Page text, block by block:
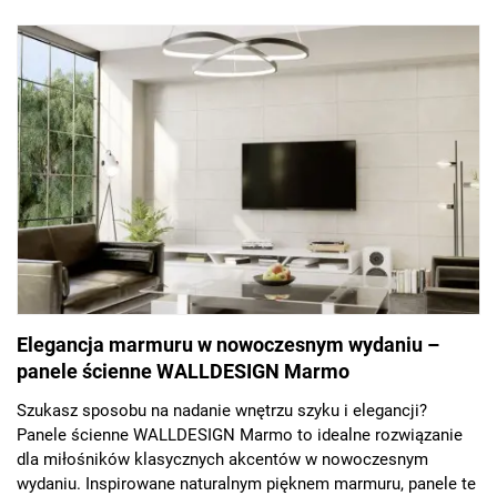
Elegancja marmuru w nowoczesnym wydaniu –
panele ścienne WALLDESIGN Marmo
Szukasz sposobu na nadanie wnętrzu szyku i elegancji?
Panele ścienne WALLDESIGN Marmo to idealne rozwiązanie
dla miłośników klasycznych akcentów w nowoczesnym
wydaniu. Inspirowane naturalnym pięknem marmuru, panele te